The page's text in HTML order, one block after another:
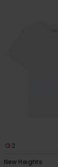
2
New Heights